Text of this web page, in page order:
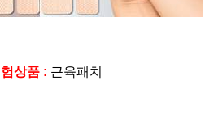
상품 : 근육패치